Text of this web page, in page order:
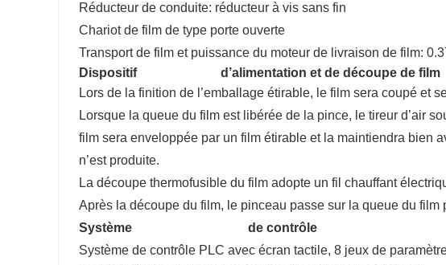
Réducteur de conduite: réducteur à vis sans fin
Chariot de film de type porte ouverte
Transport de film et puissance du moteur de livraison de film:
Dispositif d’alimentation et de découpe de film
Lors de la finition de l’emballage étirable, le film sera coupé et
Lorsque la queue du film est libérée de la pince, le tireur d’air
film sera enveloppée par un film étirable et la maintiendra bien
n’est produite.
La découpe thermofusible du film adopte un fil chauffant
Après la découpe du film, le pinceau passe sur la queue du film
Système de contrôle
Système de contrôle PLC avec écran tactile, 8 jeux de